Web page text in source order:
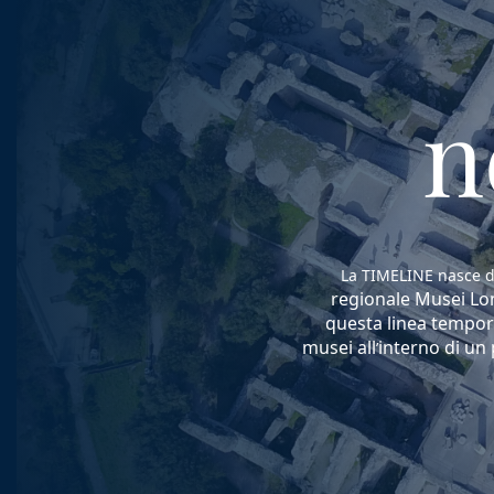
La TIMELINE nasce
regionale Musei
questa linea
musei all’interno di un